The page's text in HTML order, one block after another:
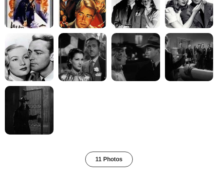
11 Photos